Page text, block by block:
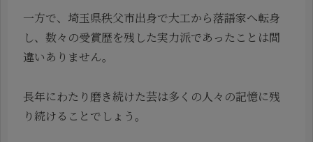
一方で、埼玉県秩父市出身で大工から落語家へ転身
し、数々の受賞歴を残した実力派であったことは間
違いありません。
長年にわたり磨き続けた芸は多くの人々の記憶に残
り続けることでしょう。